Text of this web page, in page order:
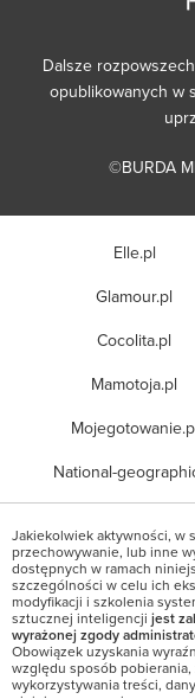
Dalsze
opublikowanych w
©BURDA
Elle.pl
Glamour.pl
Cocolita.pl
Mamotoja.pl
National-
Jakiekolwiek aktywności, w
przechowywanie, lub inne
dostępnych w ramach
szczególności w celu ich
modyfikacji i szkolenia
sztucznej inteligencji jest
wyrażonej zgody
Obowiązek uzyskania
względu sposób
wykorzystywania treści,